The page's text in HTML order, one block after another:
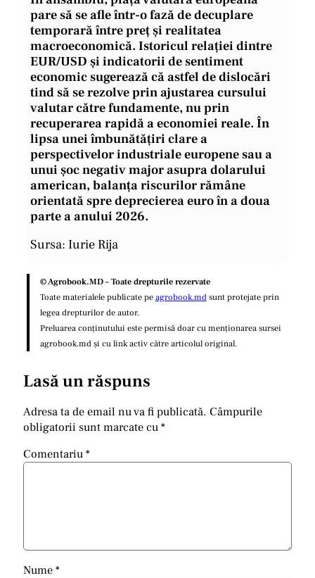
pare să se afle într-o fază de decuplare
temporară între preț și realitatea
macroeconomică. Istoricul relației dintre
EUR/USD și indicatorii de sentiment
economic sugerează că astfel de dislocări
tind să se rezolve prin ajustarea cursului
valutar către fundamente, nu prin
recuperarea rapidă a economiei reale. În
lipsa unei îmbunătățiri clare a
perspectivelor industriale europene sau a
unui șoc negativ major asupra dolarului
american, balanța riscurilor rămâne
orientată spre deprecierea euro în a doua
parte a anului 2026.
Sursa: Iurie Rija
© Agrobook.MD – Toate drepturile rezervate
Toate materialele publicate peagrobook.mdsunt protejate prin
legea drepturilor de autor.
Preluarea conținutului este permisă doar cu menționarea sursei
agrobook.md și cu link activ către articolul original.
Lasă un răspuns
Adresa ta de email nu va fi publicată. Câmpurile
obligatorii sunt marcate cu*
Comentariu*
Nume*